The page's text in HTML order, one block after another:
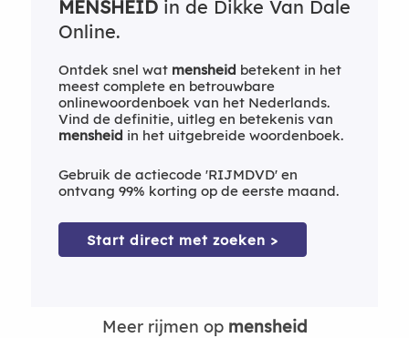
MENSHEIDin de Dikke Van Dale
Online.
Ontdek snel wat mensheid betekent in het
meest complete en betrouwbare
onlinewoordenboek van het Nederlands.
Vind de definitie, uitleg en betekenis van
mensheid in het uitgebreide woordenboek.
Gebruik de actiecode 'RIJMDVD' en
ontvang 99% korting op de eerste maand.
Start direct met zoeken >
Meer rijmen op mensheid